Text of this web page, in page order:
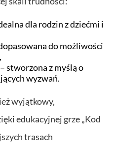
dla rodzin z dziećmi i
do możliwości
– stworzona z myślą o
wyzwań.
wyjątkowy,
edukacyjnej grze „Kod
trasach